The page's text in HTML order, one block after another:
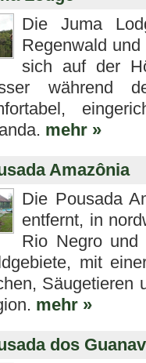
Die Juma
Regenwald
sich auf der
während
mehr »
Amazônia
Die Pousada
entfernt, in
Rio Negro
mit
Säugetieren
mehr »
dos